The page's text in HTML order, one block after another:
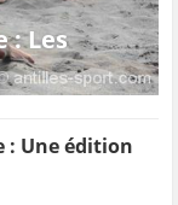
: Les
: Une édition